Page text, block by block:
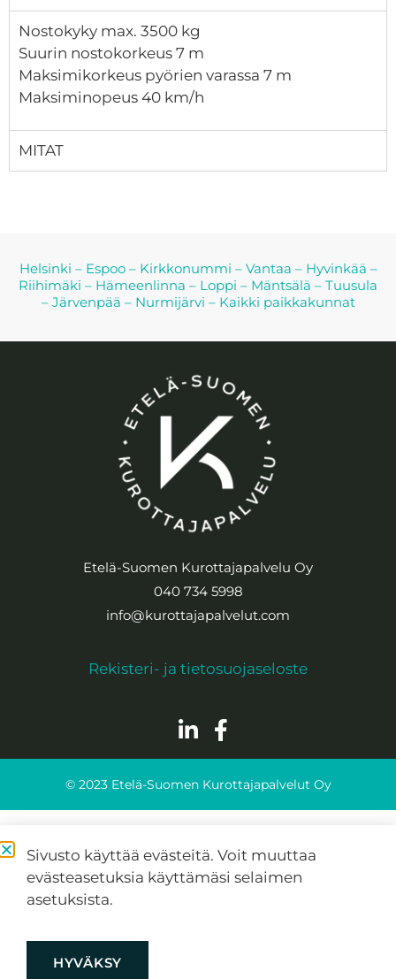
Nostokyky max. 3500 kg
Suurin nostokorkeus 7 m
Maksimikorkeus pyörien varassa 7 m
Maksiminopeus 40 km/h
MITAT
Helsinki – Espoo– Kirkkonummi – Vantaa – Hyvinkää –
Riihimäki – Hämeenlinna – Loppi – Mäntsälä – Tuusula
– Järvenpää – Nurmijärvi – Kaikki paikkakunnat
Etelä-Suomen Kurottajapalvelu Oy
040 734 5998
info@kurottajapalvelut.com
Rekisteri- ja tietosuojaseloste
© 2023 Etelä-Suomen Kurottajapalvelut Oy
Sivusto käyttää evästeitä. Voit muuttaa
evästeasetuksia käyttämäsi selaimen
asetuksista.
HYVÄKSY